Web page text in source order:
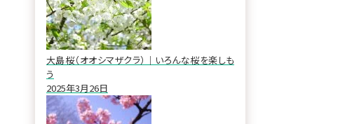
大島桜（オオシマザクラ）｜いろんな桜を楽しも
う
2025年3月26日